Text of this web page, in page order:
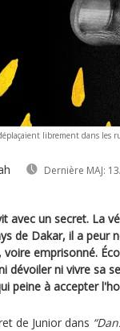
librement dans les
Dernière MAJ:
avec un secret. La
de Dakar, il a peur
emprisonné.
dévoiler ni vivre sa
peine à accepter
de Junior dans